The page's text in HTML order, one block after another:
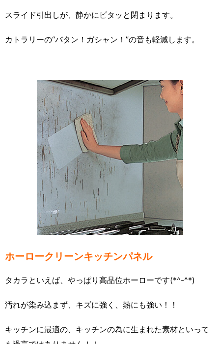
スライド引出しが、静かにピタッと閉まります。
カトラリーの“バタン！ガシャン！”の音も軽減します。
ホーロークリーンキッチンパネル
タカラといえば、やっぱり高品位ホーローです(*^-^*)
汚れが染み込まず、キズに強く、熱にも強い！！
キッチンに最適の、キッチンの為に生まれた素材といって